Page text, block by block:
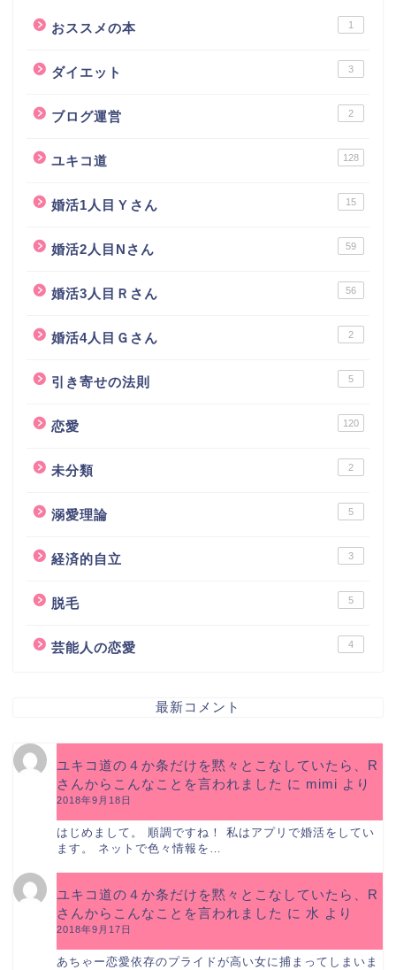
おススメの本 1
ダイエット 3
ブログ運営 2
ユキコ道 128
婚活1人目Ｙさん 15
婚活2人目Nさん 59
婚活3人目Ｒさん 56
婚活4人目Ｇさん 2
引き寄せの法則 5
恋愛 120
未分類 2
溺愛理論 5
経済的自立 3
脱毛 5
芸能人の恋愛 4
最新コメント
ユキコ道の４か条だけを黙々とこなしていたら、R
さんからこんなことを言われました に mimi より
2018年9月18日
はじめまして。 順調ですね！ 私はアプリで婚活をしてい
ます。 ネットで色々情報を…
ユキコ道の４か条だけを黙々とこなしていたら、R
さんからこんなことを言われました に 水 より
2018年9月17日
あちゃー恋愛依存のプライドが高い女に捕まってしまいま